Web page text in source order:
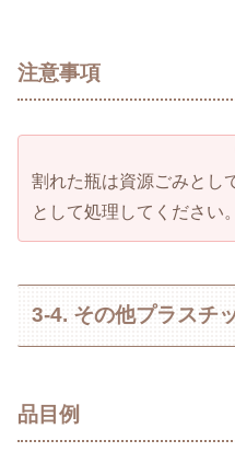
注意事項
割れた瓶は資源ごみとし
として処理してください。
3-4. その他プラスチ
品目例